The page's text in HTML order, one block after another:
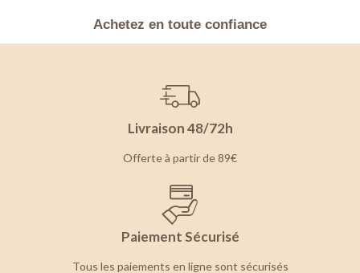
Achetez en toute confiance
Livraison 48/72h
Offerte à partir de 89€
Paiement Sécurisé
Tous les paiements en ligne sont sécurisés